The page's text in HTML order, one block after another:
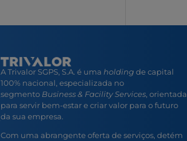
A Trivalor SGPS, S.A. é uma holding de capital
100% nacional, especializada no
segmento Business & Facility Services, orientada
para servir bem-estar e criar valor para o futuro
da sua empresa.
Com uma abrangente oferta de serviços, detém